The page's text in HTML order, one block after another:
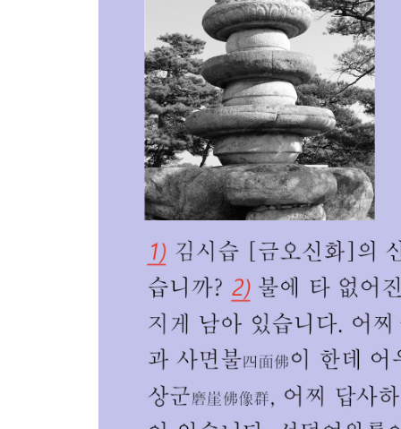
· 김시습이 〈금오신화〉를 쓴 남산 남쪽 (지도 115)
―지곡 삼층석탑 103 / 설잠교 105 / 용장사 터 107
삼화령 연화대좌 116 / 경주 남산 일주 여정 120
· 경주 남산 시대순 역사 121
―박혁거세 125 / 나정 131 / 양산재 132 /
표암 133 / 우현서루 135
―탑골 부처바위 147 / 최영│선덕여왕과 현진건
―불골 할매부처 152 / 헌강왕 155 / 정강왕 157
―진성여왕 157 / 경명 · 경애왕 158 / 김시습 159
―장사 벌지지 164 / 망덕사 터 167